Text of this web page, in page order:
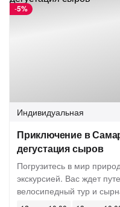
-5%
Индивидуальная
Приключение в
дегустация сыров
Погрузитесь в мир
экскурсией. Вас ждет
велосипедный тур и